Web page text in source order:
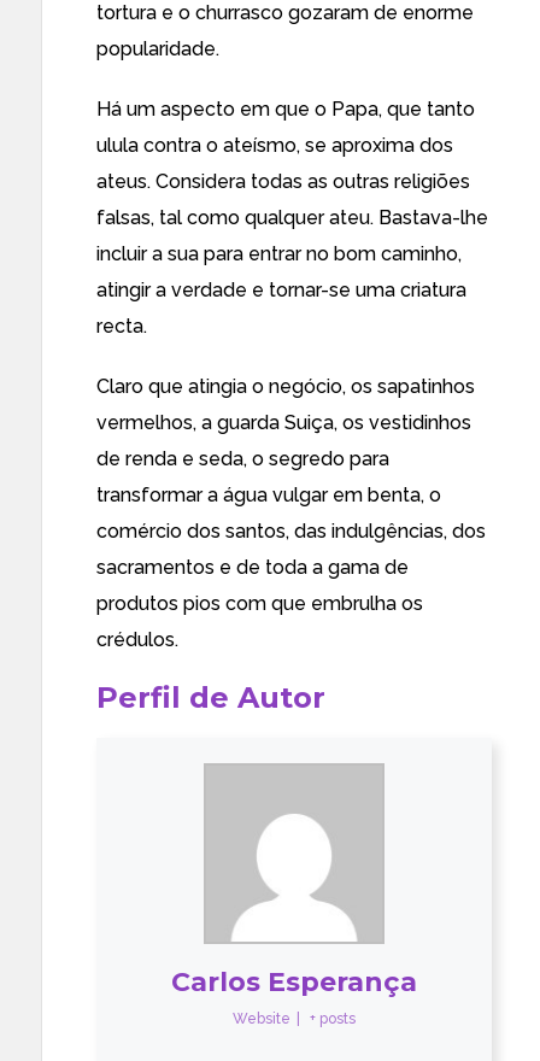
tortura e o churrasco gozaram de enorme
popularidade.
Há um aspecto em que o Papa, que tanto
ulula contra o ateísmo, se aproxima dos
ateus. Considera todas as outras religiões
falsas, tal como qualquer ateu. Bastava-lhe
incluir a sua para entrar no bom caminho,
atingir a verdade e tornar-se uma criatura
recta.
Claro que atingia o negócio, os sapatinhos
vermelhos, a guarda Suiça, os vestidinhos
de renda e seda, o segredo para
transformar a água vulgar em benta, o
comércio dos santos, das indulgências, dos
sacramentos e de toda a gama de
produtos pios com que embrulha os
crédulos.
Perfil de Autor
Carlos Esperança
Website + posts